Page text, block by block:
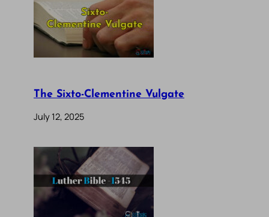
The Sixto-Clementine Vulgate
July 12, 2025